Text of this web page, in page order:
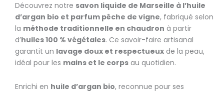
initial
était :
19,00 €.
actuel
est :
14,90 €.
Découvrez notre savon liquide de Marseille à l’huile
d’argan bio et parfum pêche de vigne, fabriqué selon
la méthode traditionnelle en chaudron à partir
d’huiles 100 % végétales. Ce savoir-faire artisanal
garantit un lavage doux et respectueux de la peau,
idéal pour les mains et le corps au quotidien.
Enrichi en huile d’argan bio, reconnue pour ses